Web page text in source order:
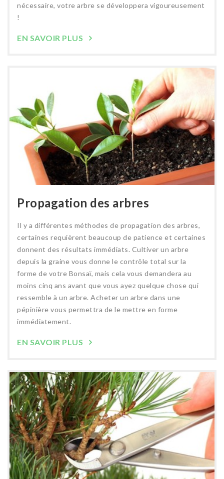
nécessaire, votre arbre se développera vigoureusement
!
EN SAVOIR PLUS
Propagation des arbres
Il y a différentes méthodes de propagation des arbres,
certaines requièrent beaucoup de patience et certaines
donnent des résultats immédiats. Cultiver un arbre
depuis la graine vous donne le contrôle total sur la
forme de votre Bonsaï, mais cela vous demandera au
moins cinq ans avant que vous ayez quelque chose qui
ressemble à un arbre. Acheter un arbre dans une
pépinière vous permettra de le mettre en forme
immédiatement.
EN SAVOIR PLUS